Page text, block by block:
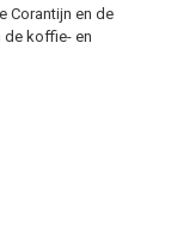
Corantijn en de
de koffie- en